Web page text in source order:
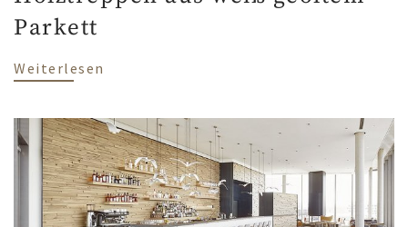
Parkett
Weiterlesen